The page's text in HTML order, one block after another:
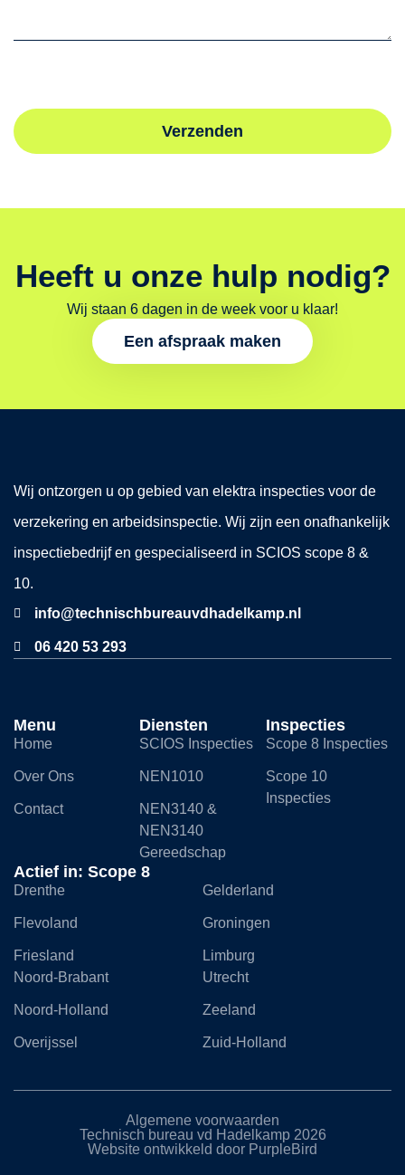
Verzenden
Heeft u onze hulp nodig?
Wij staan 6 dagen in de week voor u klaar!
Een afspraak maken
Wij ontzorgen u op gebied van elektra inspecties voor de
verzekering en arbeidsinspectie. Wij zijn een onafhankelijk
inspectiebedrijf en gespecialiseerd in SCIOS scope 8 &
10.
info@technischbureauvdhadelkamp.nl
06 420 53 293
Menu
Home
Over Ons
Contact
Diensten
SCIOS Inspecties
NEN1010
NEN3140 &
NEN3140
Gereedschap
Inspecties
Scope 8 Inspecties
Scope 10
Inspecties
Actief in: Scope 8
Drenthe
Flevoland
Friesland
Gelderland
Groningen
Limburg
Noord-Brabant
Noord-Holland
Overijssel
Utrecht
Zeeland
Zuid-Holland
Algemene voorwaarden
Technisch bureau vd Hadelkamp 2026
Website ontwikkeld door PurpleBird